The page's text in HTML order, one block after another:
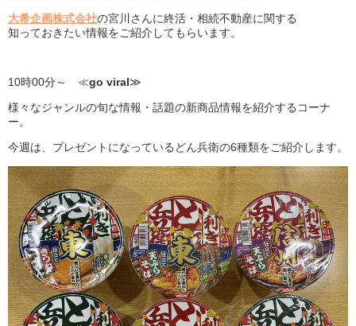
大希企画株式会社の宮川さんに終活・相続不動産に関する
知っておきたい情報をご紹介してもらいます。
10時00分～ ≪go viral≫
様々なジャンルの旬な情報・話題の新商品情報を紹介するコーナ
ー。
今週は、プレゼントになっているどん兵衛の6種類をご紹介します。